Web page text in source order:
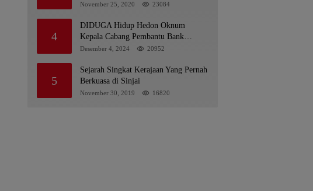
November 25, 2020 23084
4
DIDUGA Hidup Hedon Oknum
Kepala Cabang Pembantu Bank
syariah Indonesia Unit Hasan Basri di
Prioritasnya Hingga Milyaran Rupiah
dan Bilyet Giro Tidak Terdaftar, OJK
Kalsel : Bertemu Tanggal 11
Desember 4, 2024 20952
5
Sejarah Singkat Kerajaan Yang Pernah
Berkuasa di Sinjai
November 30, 2019 16820